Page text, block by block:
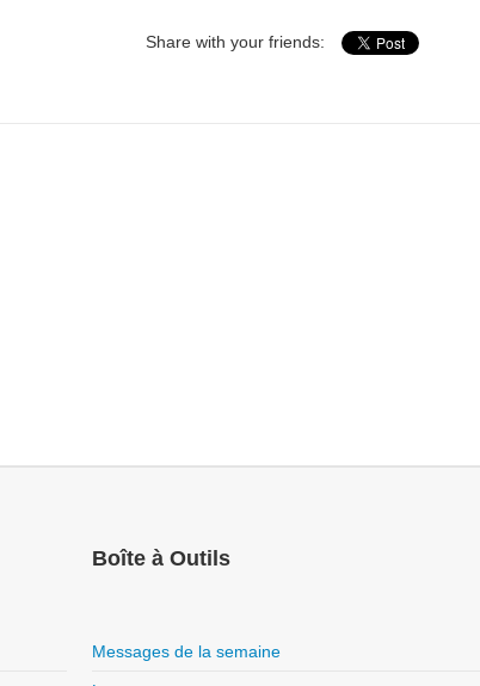
Share with your friends:
Boîte à Outils
Messages de la semaine